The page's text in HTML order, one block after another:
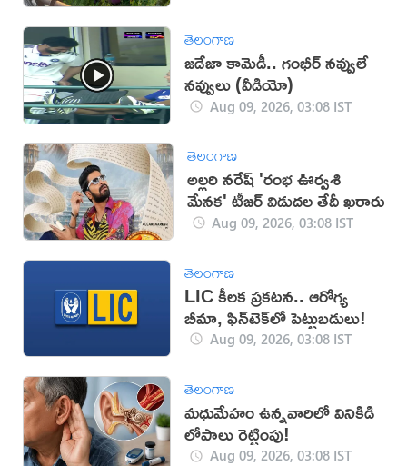
తెలంగాణ
జడేజా కామెడీ.. గంభీర్ నవ్వులే
నవ్వులు (వీడియో)
Aug 09, 2026, 03:08 IST
తెలంగాణ
అల్లరి నరేష్ 'రంభ ఊర్వశి
మేనక' టీజర్ విడుదల తేదీ ఖరారు
Aug 09, 2026, 03:08 IST
తెలంగాణ
LIC కీలక ప్రకటన.. ఆరోగ్య
బీమా, ఫిన్‌టెక్‌లో పెట్టుబడులు!
Aug 09, 2026, 03:08 IST
తెలంగాణ
మధుమేహం ఉన్నవారిలో వినికిడి
లోపాలు రెట్టింపు!
Aug 09, 2026, 03:08 IST